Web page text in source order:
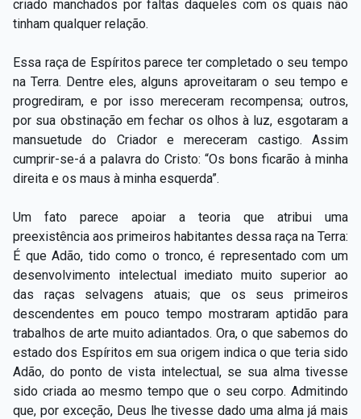
criado manchados por faltas daqueles com os quais não
tinham qualquer relação.
Essa raça de Espíritos parece ter completado o seu tempo
na Terra. Dentre eles, alguns aproveitaram o seu tempo e
progrediram, e por isso mereceram recompensa; outros,
por sua obstinação em fechar os olhos à luz, esgotaram a
mansuetude do Criador e mereceram castigo. Assim
cumprir-se-á a palavra do Cristo: “Os bons ficarão à minha
direita e os maus à minha esquerda”.
Um fato parece apoiar a teoria que atribui uma
preexistência aos primeiros habitantes dessa raça na Terra:
É que Adão, tido como o tronco, é representado com um
desenvolvimento intelectual imediato muito superior ao
das raças selvagens atuais; que os seus primeiros
descendentes em pouco tempo mostraram aptidão para
trabalhos de arte muito adiantados. Ora, o que sabemos do
estado dos Espíritos em sua origem indica o que teria sido
Adão, do ponto de vista intelectual, se sua alma tivesse
sido criada ao mesmo tempo que o seu corpo. Admitindo
que, por exceção, Deus lhe tivesse dado uma alma já mais